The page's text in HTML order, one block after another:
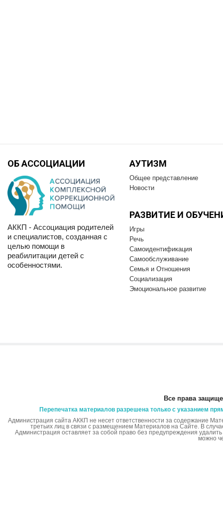
ОБ АССОЦИАЦИИ
АККП - Ассоциация родителей
и специалистов, созданная с
целью помощи в
реабилитации детей с
особенностями.
АУТИЗМ
Общее представление
Новости
РАЗВИТИЕ И
Игры
Речь
Самоидентификация
Самообслуживание
Семья и Отношения
Социализация
Эмоциональное развитие
Все права
Перепечатка материалов разрешена только с указанием
Администрация сайта АККП не несет ответственности за содержание
третьих лиц в связи с размещением Материалов на Сайте. В
Администрация оставляет за собой право без предупреждения
можно